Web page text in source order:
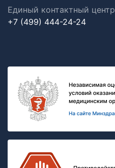
Единый контактный центр
+7 (499) 444-24-24